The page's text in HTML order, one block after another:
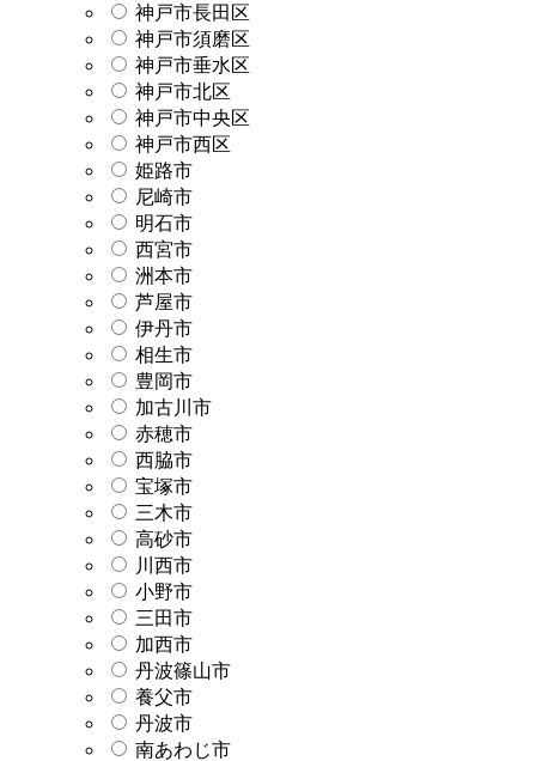
神戸市長田区
神戸市須磨区
神戸市垂水区
神戸市北区
神戸市中央区
神戸市西区
姫路市
尼崎市
明石市
西宮市
洲本市
芦屋市
伊丹市
相生市
豊岡市
加古川市
赤穂市
西脇市
宝塚市
三木市
高砂市
川西市
小野市
三田市
加西市
丹波篠山市
養父市
丹波市
南あわじ市